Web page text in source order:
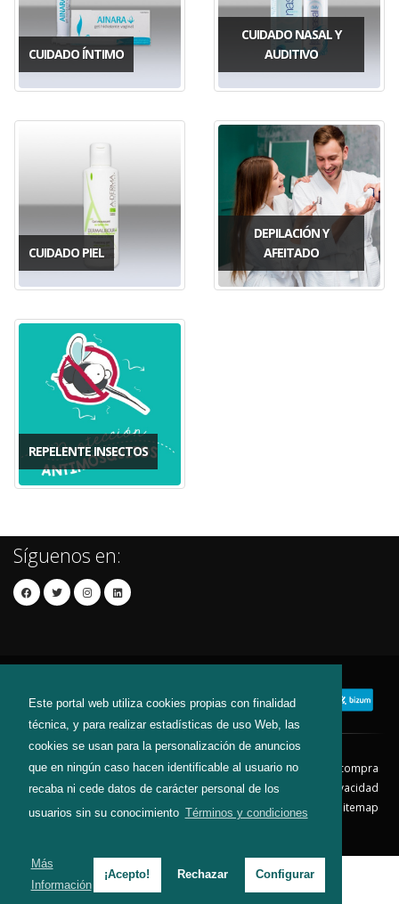
Este portal web utiliza cookies propias con finalidad
técnica, y para realizar estadísticas de uso Web, las
cookies se usan para la personalización de anuncios
que en ningún caso hacen identificable al usuario no
recaba ni cede datos de carácter personal de los
usuarios sin su conocimiento Términos y condiciones
Más
Información
¡Acepto! Rechazar Configurar
CUIDADO ÍNTIMO
CUIDADO NASAL Y
AUDITIVO
CUIDADO PIEL
DEPILACIÓN Y
AFEITADO
REPELENTE INSECTOS
Síguenos en:
Contacto Aviso Legal
Condiciones de compra
Política de envíos
Política de devolución
Política de Privacidad
Política de Cookies
Sitemap